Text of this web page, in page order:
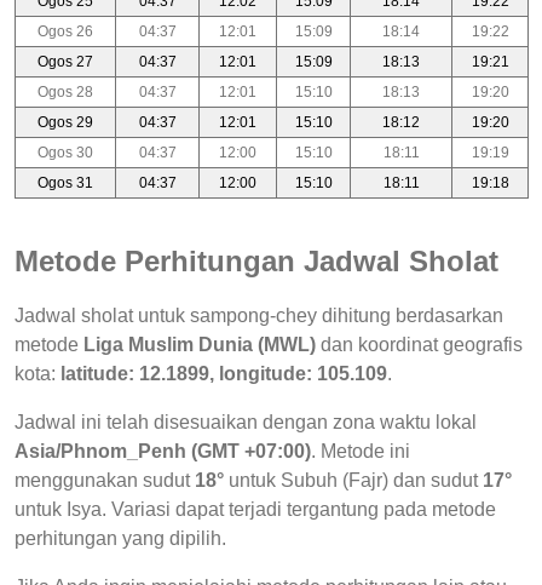
Ogos 26
04:37 12:01 15:09 18:14
19:22
Ogos 27
04:37 12:01 15:09 18:13
19:21
Ogos 28
04:37 12:01 15:10 18:13
19:20
Ogos 29
04:37 12:01 15:10 18:12
19:20
Ogos 30
04:37 12:00 15:10 18:11
19:19
Ogos 31
04:37 12:00 15:10 18:11 19:18
Metode Perhitungan Jadwal Sholat
Jadwal sholat untuk sampong-chey dihitung berdasarkan
metode Liga Muslim Dunia (MWL) dan koordinat geografis
kota: latitude: 12.1899, longitude: 105.109.
Jadwal ini telah disesuaikan dengan zona waktu lokal
Asia/Phnom_Penh (GMT +07:00). Metode ini
menggunakan sudut 18° untuk Subuh (Fajr) dan sudut 17°
untuk Isya. Variasi dapat terjadi tergantung pada metode
perhitungan yang dipilih.